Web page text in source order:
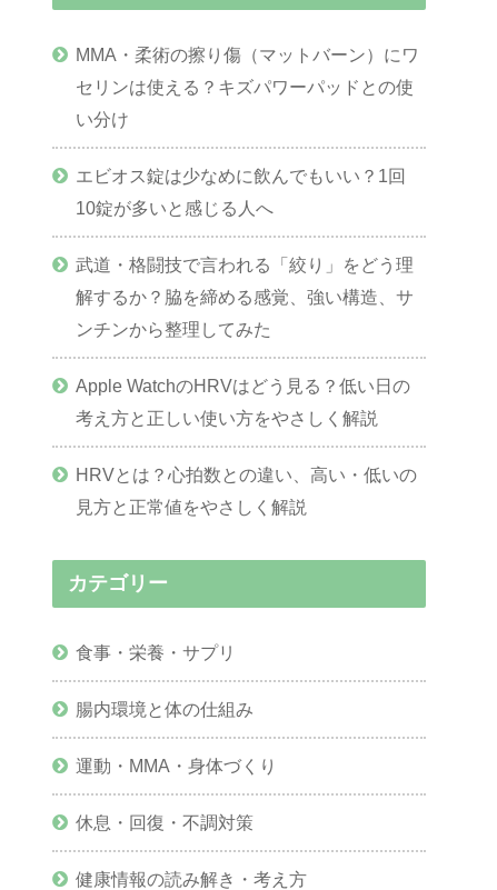
MMA・柔術の擦り傷（マットバーン）にワ
セリンは使える？キズパワーパッドとの使
い分け
エビオス錠は少なめに飲んでもいい？1回
10錠が多いと感じる人へ
武道・格闘技で言われる「絞り」をどう理
解するか？脇を締める感覚、強い構造、サ
ンチンから整理してみた
Apple WatchのHRVはどう見る？低い日の
考え方と正しい使い方をやさしく解説
HRVとは？心拍数との違い、高い・低いの
見方と正常値をやさしく解説
カテゴリー
食事・栄養・サプリ
腸内環境と体の仕組み
運動・MMA・身体づくり
休息・回復・不調対策
健康情報の読み解き・考え方